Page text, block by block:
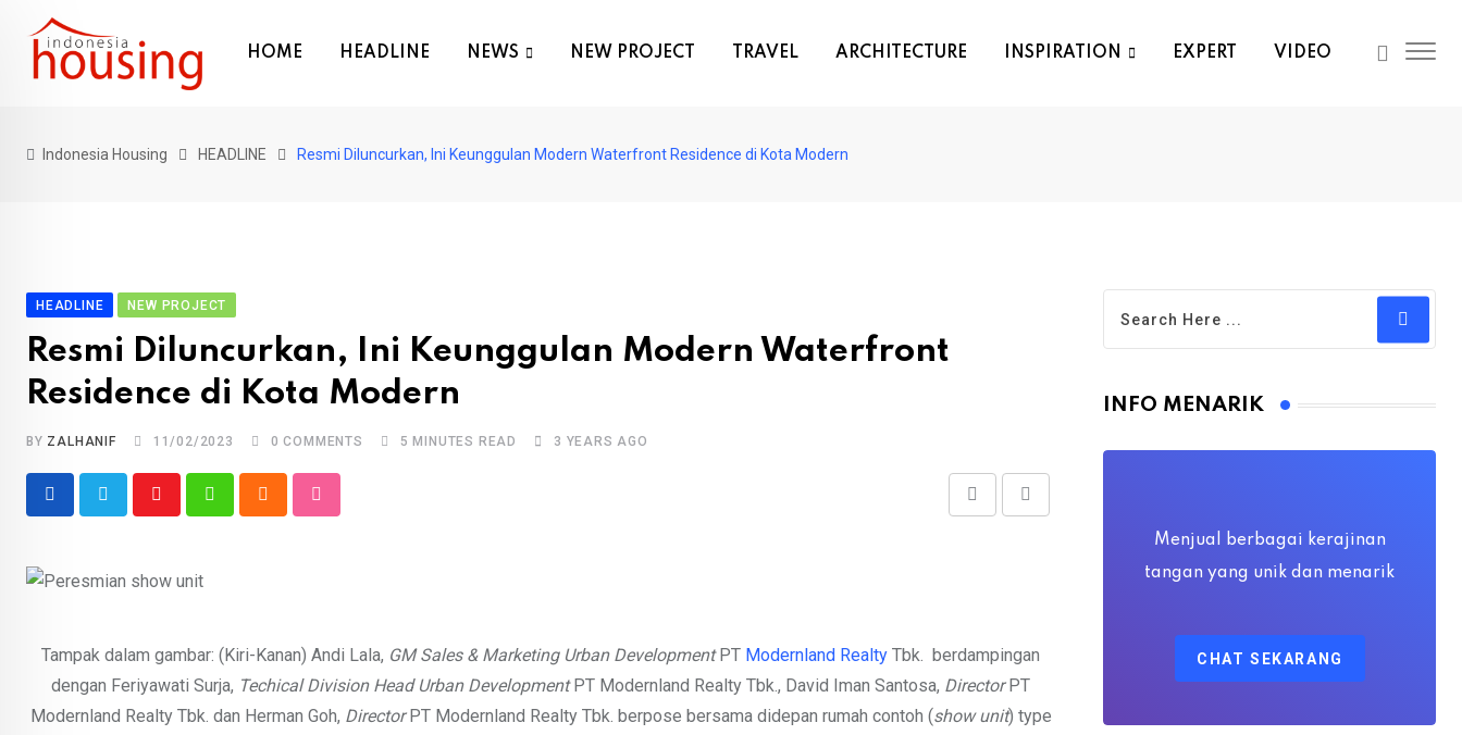
content
HOME HEADLINE NEWS NEW PROJECT TRAVEL ARCHITECTURE INSPIRATION EXPERT VIDEO
Indonesia Housing HEADLINE Resmi Diluncurkan, Ini Keunggulan Modern Waterfront Residence di Kota Modern
HEADLINE NEW PROJECT
Resmi Diluncurkan, Ini Keunggulan Modern Waterfront
Residence di Kota Modern
BY ZALHANIF 11/02/2023 0 COMMENTS 5 MINUTES READ 3 YEARS AGO
Youtube WhatsappCloud StumbleUpon Print
Share
Tampak dalam gambar: (Kiri-Kanan) Andi Lala, GM Sales & Marketing Urban DevelopmentPT Modernland Realty Tbk. berdampingan
dengan Feriyawati Surja, Techical Division Head Urban DevelopmentPT Modernland Realty Tbk., David Iman Santosa, Director PT
Modernland Realty Tbk. dan Herman Goh, Director PT Modernland Realty Tbk. berpose bersama didepan rumah contoh (show unit) type
INFO MENARIK
Menjual berbagai kerajinan
tangan yang unik dan menarik
CHAT SEKARANG